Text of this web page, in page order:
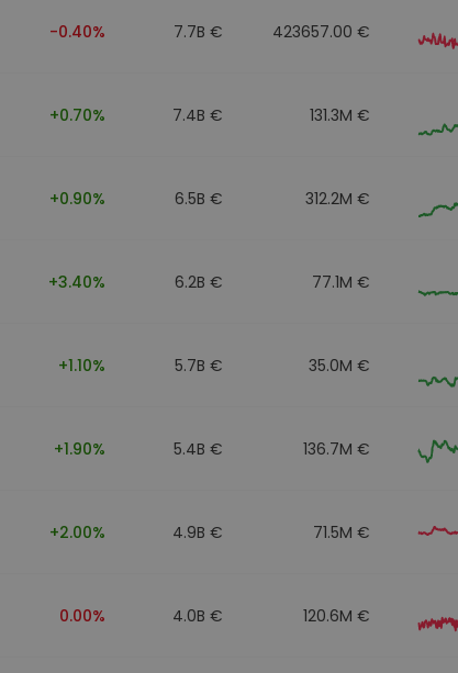
-0.40% 7.7B € 423657.00 €
+0.70% 7.4B € 131.3M €
+0.90% 6.5B € 312.2M €
+3.40% 6.2B € 77.1M €
+1.10% 5.7B € 35.0M €
+1.90% 5.4B € 136.7M €
+2.00% 4.9B € 71.5M €
0.00% 4.0B € 120.6M €